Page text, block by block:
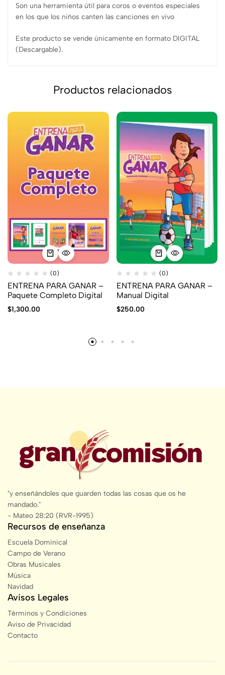
Son una herramienta útil para coros o eventos especiales
en los que los niños canten las canciones en vivo
Este producto se vende únicamente en formato DIGITAL
(Descargable).
Productos relacionados
(0)
ENTRENA PARA GANAR –
Paquete Completo Digital
$1,300.00
(0)
ENTRENA PARA GANAR –
Manual Digital
$250.00
"y enseñándoles que guarden todas las cosas que os he
mandado."
- Mateo 28:20 (RVR-1995)
Recursos de enseñanza
Escuela Dominical
Campo de Verano
Obras Musicales
Música
Navidad
Avisos Legales
Términos y Condiciones
Aviso de Privacidad
Contacto